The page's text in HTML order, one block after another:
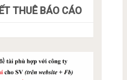
THUÊ BÁO CÁO